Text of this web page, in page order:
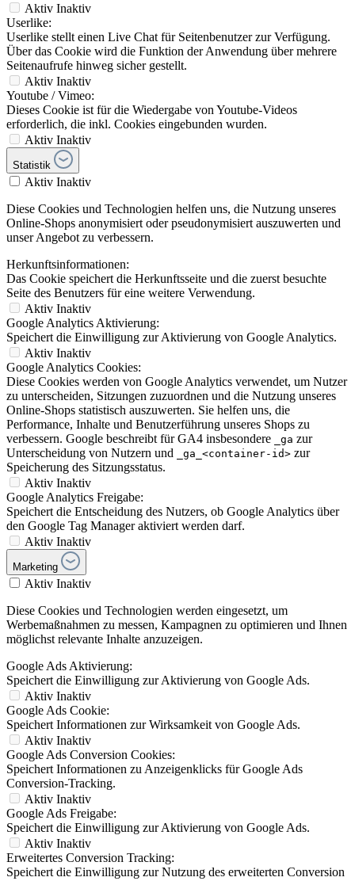
Aktiv Inaktiv
Userlike:
Userlike stellt einen Live Chat für Seitenbenutzer zur Verfügung.
Über das Cookie wird die Funktion der Anwendung über mehrere
Seitenaufrufe hinweg sicher gestellt.
Aktiv Inaktiv
Youtube / Vimeo:
Dieses Cookie ist für die Wiedergabe von Youtube-Videos
erforderlich, die inkl. Cookies eingebunden wurden.
Aktiv Inaktiv
Statistik
Aktiv Inaktiv
Diese Cookies und Technologien helfen uns, die Nutzung unseres
Online-Shops anonymisiert oder pseudonymisiert auszuwerten und
unser Angebot zu verbessern.
Herkunftsinformationen:
Das Cookie speichert die Herkunftsseite und die zuerst besuchte
Seite des Benutzers für eine weitere Verwendung.
Aktiv Inaktiv
Google Analytics Aktivierung:
Speichert die Einwilligung zur Aktivierung von Google Analytics.
Aktiv Inaktiv
Google Analytics Cookies:
Diese Cookies werden von Google Analytics verwendet, um Nutzer
zu unterscheiden, Sitzungen zuzuordnen und die Nutzung unseres
Online-Shops statistisch auszuwerten. Sie helfen uns, die
Performance, Inhalte und Benutzerführung unseres Shops zu
verbessern. Google beschreibt für GA4 insbesondere
_ga zur
Unterscheidung von Nutzern und
_ga_<container-id> zur
Speicherung des Sitzungsstatus.
Aktiv Inaktiv
Google Analytics Freigabe:
Speichert die Entscheidung des Nutzers, ob Google Analytics über
den Google Tag Manager aktiviert werden darf.
Aktiv Inaktiv
Marketing
Aktiv Inaktiv
Diese Cookies und Technologien werden eingesetzt, um
Werbemaßnahmen zu messen, Kampagnen zu optimieren und Ihnen
möglichst relevante Inhalte anzuzeigen.
Google Ads Aktivierung:
Speichert die Einwilligung zur Aktivierung von Google Ads.
Aktiv Inaktiv
Google Ads Cookie:
Speichert Informationen zur Wirksamkeit von Google Ads.
Aktiv Inaktiv
Google Ads Conversion Cookies:
Speichert Informationen zu Anzeigenklicks für Google Ads
Conversion-Tracking.
Aktiv Inaktiv
Google Ads Freigabe:
Speichert die Einwilligung zur Aktivierung von Google Ads.
Aktiv Inaktiv
Erweitertes Conversion Tracking:
Speichert die Einwilligung zur Nutzung des erweiterten Conversion